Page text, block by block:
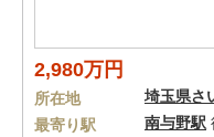
2,980万円
所在地 埼玉県さ
最寄り駅
南与野駅